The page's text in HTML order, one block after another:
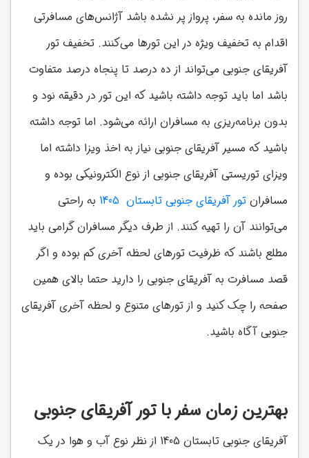
روز مانده به سفر، پرواز پر نشده باشد آژانس‌های مسافرتی
اقدام به تخفیف ویژه در این تورها می‌کنند. تخفیف تور
آفریقای جنوبی می‌تواند از ده درصد تا پنجاه درصد متفاوت
باشد اما باید توجه داشته باشید که این تور در دقیقه نود و
بدون برنامه‌ریزی به مسافران ارائه می‌شود. اما توجه داشته
باشید که مسیر آفریقای جنوبی نیاز به اخذ ویزا داشته اما
ویزای توریستی آفریقای جنوبی از نوع الکترونیکی بوده و
مسافران تور آفریقای جنوبی تابستان 1405
به راحتی
می‌توانند آن را تهیه کنند. از طرف دیگر مسافران گرامی باید
مطلع باشند که ظرفیت تورهای لحظه آخری کم بوده و اگر
قصد مسافرت به آفریقای جنوبی را دارید حتما بالای همین
صفحه را چک کنید و از تورهای متنوع و لحظه آخری آفریقای
جنوبی آگاه باشید.
بهترین زمان سفر با تور آفریقای جنوبی
آفریقای جنوبی تابستان 1405 از نظر نوع آب و هوا در یک